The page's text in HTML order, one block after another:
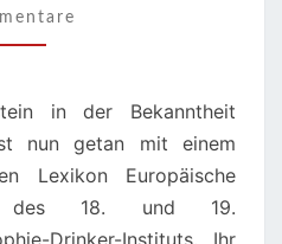
IN
ONLINE-
in der Bekanntheit
nun getan mit einem
Lexikon Europäische
des 18. und 19.
Drinker-Instituts. Ihr